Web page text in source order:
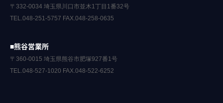
〒332-0034 埼玉県川口市並木1丁目1番32号
TEL.048-251-5757 FAX.048-258-0635
■熊谷営業所
〒360-0015 埼玉県熊谷市肥塚927番1号
TEL.048-527-1020 FAX.048-522-6252